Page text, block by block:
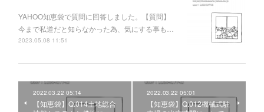
YAHOO知恵袋で質問に回答しました。【質問】
今まで私道だと知らなかった為、気にする事も…
2023.05.08 11:51
2022.03.22 05:14
【知恵袋】Q.014土地総合
2022.03.22 05:01
【知恵袋】Q.012機械式駐